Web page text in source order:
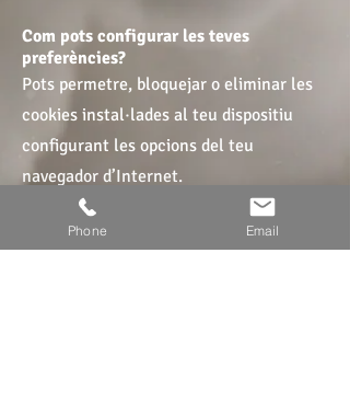
Com pots configurar les teves
preferències?
Pots permetre, bloquejar o eliminar les
cookies instal·lades al teu dispositiu
configurant les opcions del teu
navegador d’Internet.
Enllaços d’ajuda per configurar les
Phone Email